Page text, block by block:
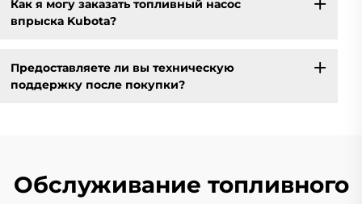
Как я могу заказать топливный насос
впрыска Kubota?
Предоставляете ли вы техническую
поддержку после покупки?
Обслуживание топливного